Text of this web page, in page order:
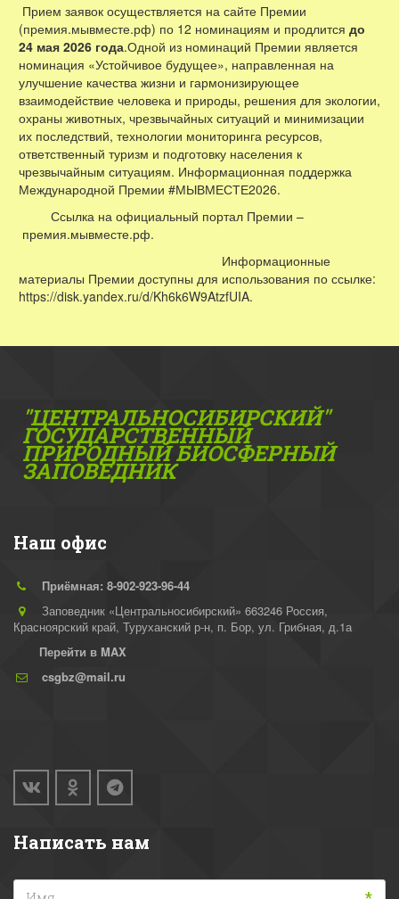
Прием заявок осуществляется на сайте Премии
(премия.мывместе.рф) по 12 номинациям и продлится до
24 мая 2026 года.Одной из номинаций Премии является
номинация «Устойчивое будущее», направленная на
улучшение качества жизни и гармонизирующее
взаимодействие человека и природы, решения для экологии,
охраны животных, чрезвычайных ситуаций и минимизации
их последствий, технологии мониторинга ресурсов,
ответственный туризм и подготовку населения к
чрезвычайным ситуациям. Информационная поддержка
Международной Премии #МЫВМЕСТЕ2026.
Ссылка на официальный портал Премии –
премия.мывместе.рф.
Информационные
материалы Премии доступны для использования по ссылке:
https://disk.yandex.ru/d/Kh6k6W9AtzfUIA.
"ЦЕНТРАЛЬНОСИБИРСКИЙ"
ГОС­УДАРСТВЕННЫЙ
ПРИРОДНЫЙ БИОСФЕРНЫЙ
ЗАПОВЕДНИК
Наш офис
Приёмная: 8-902-923-96-44
Заповедник «Центральносибирский» 663246 Россия,
Красноярский край, Туруханский р-н, п. Бор, ул. Грибная, д.1а
Перейти в MAX
csgbz@mail.ru
Написать нам